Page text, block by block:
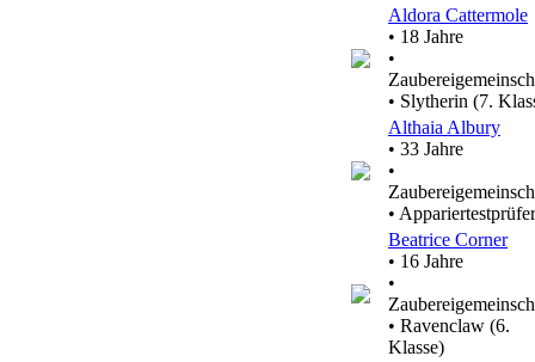
Aldora Cattermole
• 18 Jahre
•
• Slytherin (7.
Althaia Albury
• 33 Jahre
•
•
Beatrice Corner
• 16 Jahre
•
• Ravenclaw (6.
Klasse)